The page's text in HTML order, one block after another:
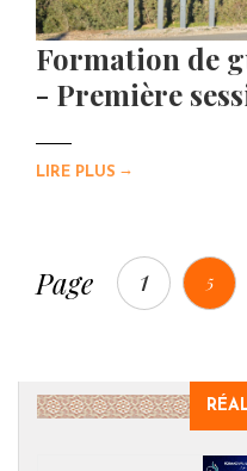
Formation de
- Première
LIRE PLUS →
Page 1 5